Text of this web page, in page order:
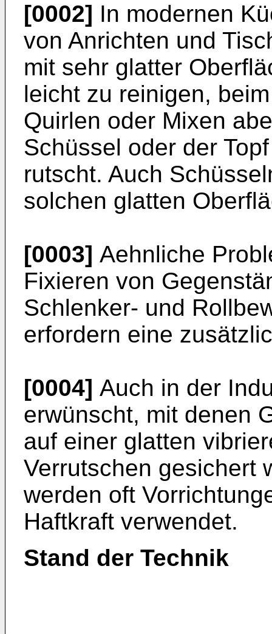
[0002] In modernen
von Anrichten und
mit sehr glatter
leicht zu reinigen,
Quirlen oder Mixen
Schüssel oder der
rutscht. Auch
solchen glatten
[0003] Aehnliche
Fixieren von
Schlenker- und
erfordern eine
[0004] Auch in der
erwünscht, mit denen
auf einer glatten
Verrutschen gesichert
werden oft
Haftkraft verwendet.
Stand der Technik